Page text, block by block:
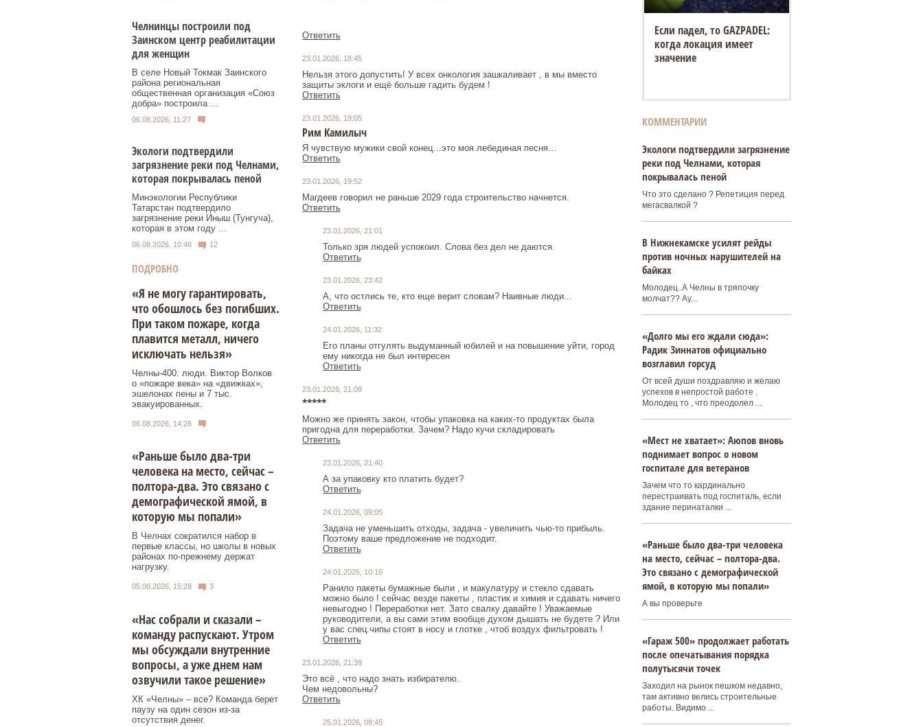
Челнинцы построили под
Заинском центр реабилитации
для женщин
В селе Новый Токмак Заинского
района региональная
общественная организация «Союз
добра» построила ...
06.08.2026, 11:27
Экологи подтвердили
загрязнение реки под Челнами,
которая покрывалась пеной
Минэкологии Республики
Татарстан подтвердило
загрязнение реки Иныш (Тунгуча),
которая в этом году ...
06.08.2026, 10:48 12
ПОДРОБНО
«Я не могу гарантировать,
что обошлось без погибших.
При таком пожаре, когда
плавится металл, ничего
исключать нельзя»
Челны-400: люди. Виктор Волков
о «пожаре века» на «движках»,
эшелонах пены и 7 тыс.
эвакуированных.
06.08.2026, 14:26
«Раньше было два-три
человека на место, сейчас –
полтора-два. Это связано с
демографической ямой, в
которую мы попали»
В Челнах сократился набор в
первые классы, но школы в новых
районах по-прежнему держат
нагрузку.
05.08.2026, 15:28 3
«Нас собрали и сказали –
команду распускают. Утром
мы обсуждали внутренние
вопросы, а уже днем нам
озвучили такое решение»
ХК «Челны» – все? Команда берет
паузу на один сезон из-за
отсутствия денег.
Ответить
23.01.2026, 18:45
Нельзя этого допустить! У всех онкология зашкаливает , в мы вместо
защиты эклоги и ещё больше гадить будем !
Ответить
23.01.2026, 19:05
Рим Камилыч
Я чувствую мужики свой конец…это моя лебединая песня…
Ответить
23.01.2026, 19:52
Магдеев говорил не раньше 2029 года строительство начнется.
Ответить
23.01.2026, 21:01
Только зря людей успокоил. Слова без дел не даются.
Ответить
23.01.2026, 23:42
А, что остлись те, кто еще верит словам? Наивные люди...
Ответить
24.01.2026, 11:32
Его планы отгулять выдуманный юбилей и на повышение уйти, город
ему никогда не был интересен
Ответить
23.01.2026, 21:08
*****
Можно же принять закон, чтобы упаковка на каких-то продуктах была
пригодна для переработки. Зачем? Надо кучи складировать
Ответить
23.01.2026, 21:40
А за упаковку кто платить будет?
Ответить
24.01.2026, 09:05
Задача не уменьшить отходы, задача - увеличить чью-то прибыль.
Поэтому ваше предложение не подходит.
Ответить
24.01.2026, 10:16
Ранило пакеты бумажные были , и макулатуру и стекло сдавать
можно было ! сейчас везде пакеты , пластик и химия и сдавать ничего
невыгодно ! Переработки нет. Зато свалку давайте ! Уважаемые
руководители, а вы сами этим вообще духом дышать не будете ? Или
у вас спец.чипы стоят в носу и глотке , чтоб воздух фильтровать !
Ответить
23.01.2026, 21:39
Это всё , что надо знать избирателю.
Чем недовольны?
Ответить
25.01.2026, 08:45
Если падел, то GAZPADEL:
когда локация имеет
значение
КОММЕНТАРИИ
Экологи подтвердили загрязнение
реки под Челнами, которая
покрывалась пеной
Что это сделано ? Репетиция перед
мегасвалкой ?
В Нижнекамске усилят рейды
против ночных нарушителей на
байках
Молодец..А Челны в тряпочку
молчат?? Ау...
«Долго мы его ждали сюда»:
Радик Зиннатов официально
возглавил горсуд
От всей души поздравляю и желаю
успехов в непростой работе .
Молодец то , что преодолел ...
«Мест не хватает»: Аюпов вновь
поднимает вопрос о новом
госпитале для ветеранов
Зачем что то кардинально
перестраивать под госпиталь, если
здание перинаталки ...
«Раньше было два-три человека
на место, сейчас – полтора-два.
Это связано с демографической
ямой, в которую мы попали»
А вы проверьте
«Гараж 500» продолжает работать
после опечатывания порядка
полутысячи точек
Заходил на рынок пешком недавно,
там активно велись строительные
работы. Видимо ...